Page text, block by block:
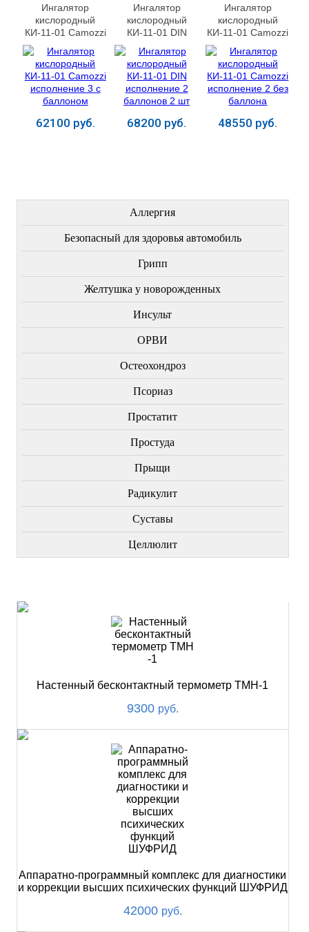
Ингалятор
кислородный
КИ-11-01 Camozzi
исполнение 3 с
баллоном
62100 руб.
Ингалятор
кислородный
КИ-11-01 DIN
баллонов 2 шт
68200 руб.
Ингалятор
кислородный
КИ-11-01 Camozzi
исполнение 2 без
баллона
48550 руб.
Аллергия
Безопасный для здоровья автомобиль
Грипп
Желтушка у новорожденных
Инсульт
ОРВИ
Остеохондроз
Пcориаз
Простатит
Простуда
Прыщи
Радикулит
Суставы
Целлюлит
Настенный бесконтактный термометр ТМН-1
9300 руб.
Аппаратно-программный комплекс для диагностики
и коррекции высших психических функций ШУФРИД
42000 руб.